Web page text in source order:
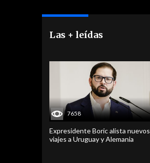
Las + leídas
7658
Expresidente Boric alista nuevos
viajes a Uruguay y Alemania